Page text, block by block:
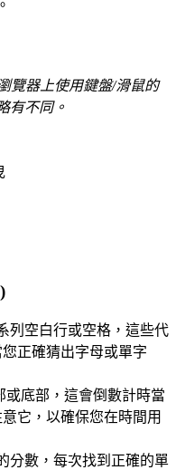
覽器上使用鍵盤/滑鼠的
有不同。
列空白行或空格，這些代
正確猜出字母或單字
或底部，這會倒數計時當
它，以確保您在時間用
分數，每次找到正確的單